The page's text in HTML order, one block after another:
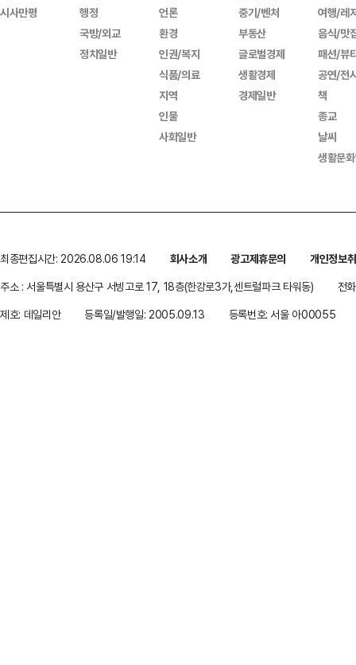
시사만평
행정
국방/외교
정치일반
언론
환경
인권/복지
식품/의료
지역
인물
사회일반
중기/벤처
부동산
글로벌경제
생활경제
경제일반
여행/레
음식/맛
패션/뷰
공연/전
책
종교
날씨
생활문
최종편집시간: 2026.08.06 19:14 회사소개 광고제휴문의
개인정보
주소 : 서울특별시 용산구 서빙고로 17, 18층(한강로3가,센트럴파크 타워동)
전
제호: 데일리안
등록일/발행일: 2005.09.13 등록번호: 서울 아00055